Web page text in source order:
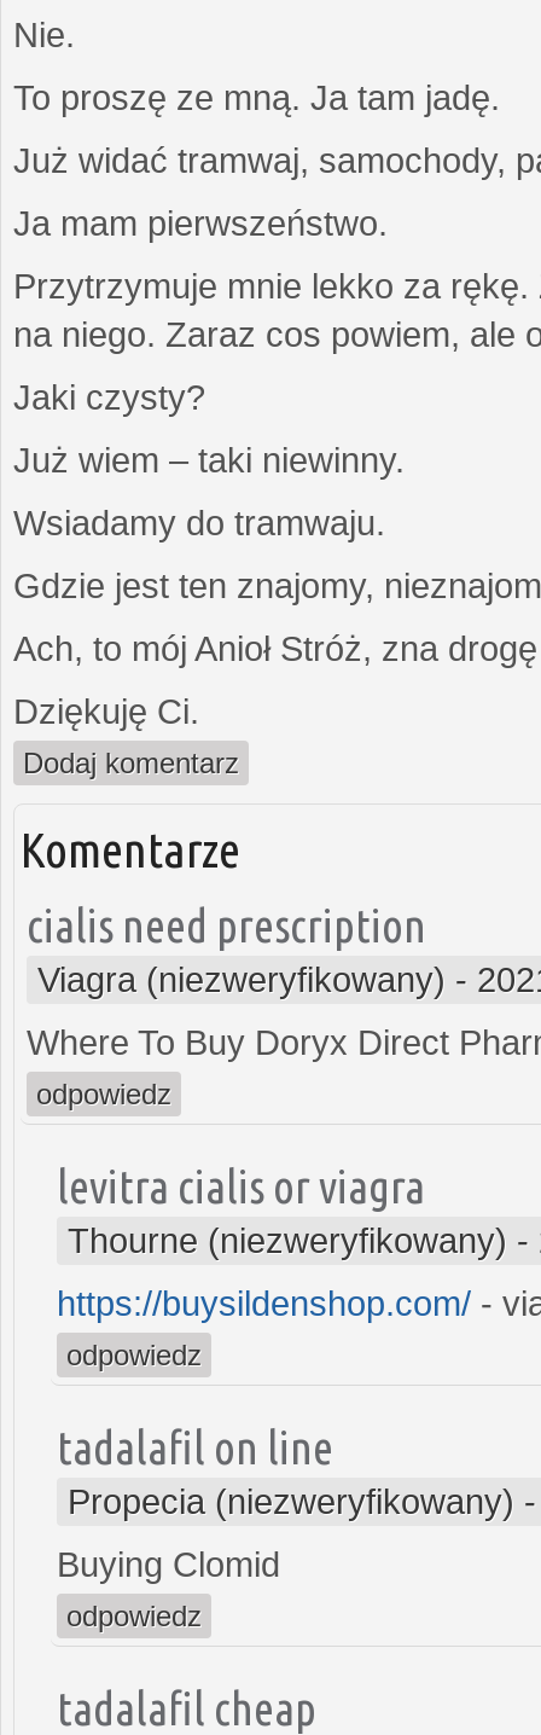
Nie.
To proszę ze mną. Ja tam jadę.
Już widać tramwaj, samochody,
Ja mam pierwszeństwo.
Przytrzymuje mnie lekko za
na niego. Zaraz cos powiem, ale
Jaki czysty?
Już wiem – taki niewinny.
Wsiadamy do tramwaju.
Gdzie jest ten znajomy,
Ach, to mój Anioł Stróż, zna
Dziękuję Ci.
Dodaj komentarz
Komentarze
cialis need prescription
Viagra (niezweryfikowany) -
Where To Buy Doryx Direct
odpowiedz
levitra cialis or viagra
Thourne (niezweryfikowany) -
https://buysildenshop.com/ -
odpowiedz
tadalafil on line
Propecia (niezweryfikowany)
Buying Clomid
odpowiedz
tadalafil cheap